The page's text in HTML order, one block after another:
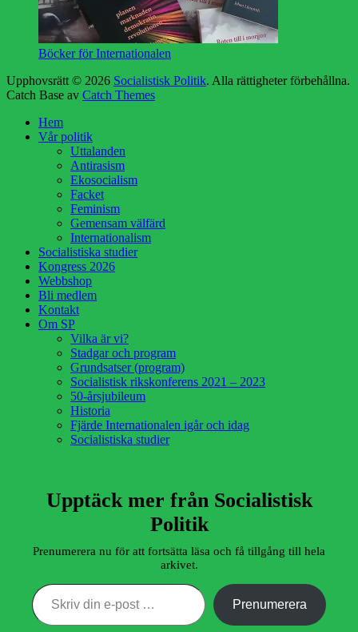
Böcker för Internationalen
Upphovsrätt © 2026 Socialistisk Politik. Alla rättigheter förbehållna.
Catch Base av Catch Themes
Hem
Vår politik
Uttalanden
Antirasism
Ekosocialism
Facket
Feminism
Gemensam välfärd
Internationalism
Socialistiska studier
Kongress 2026
Webbshop
Bli medlem
Kontakt
Om SP
Vilka är vi?
Stadgar och program
Grundsatser (program)
Socialistisk rikskonferens 2021 – 2023
50-årsjubileum
Historia
Fjärde Internationalen igår och idag
Socialistiska studier
Upptäck mer från Socialistisk
Politik
Prenumerera nu för att fortsätta läsa och få tillgång till hela
arkivet.
Skriv din e-post …
Prenumerera